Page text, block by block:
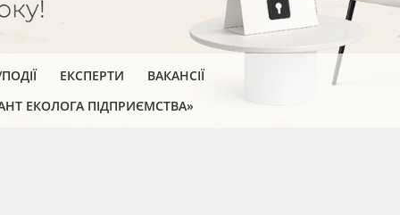
ЕКСПЕРТИ
ВАКАНСІЇ
ЕКОЛОГА ПІДПРИЄМСТВА»